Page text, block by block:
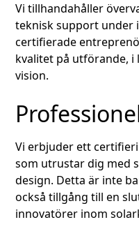
Vi tillhandahåller
teknisk support under
certifierade
kvalitet på utförande,
vision.
Vi erbjuder ett
som utrustar dig med
design. Detta är inte
också tillgång till en
innovatörer inom